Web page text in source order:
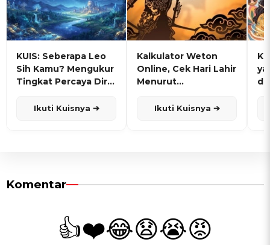
KUIS: Seberapa Leo
Sih Kamu? Mengukur
Tingkat Percaya Diri
Ikuti Kuisnya ➔
Kalkulator Weton
Online, Cek Hari Lahir
Menurut
Ikuti Kuisnya ➔
Komentar
👍❤️😂😧😭😡